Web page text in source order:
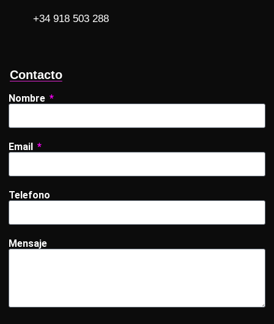
+34 918 503 288
Contacto
Nombre
Email
Telefono
Mensaje